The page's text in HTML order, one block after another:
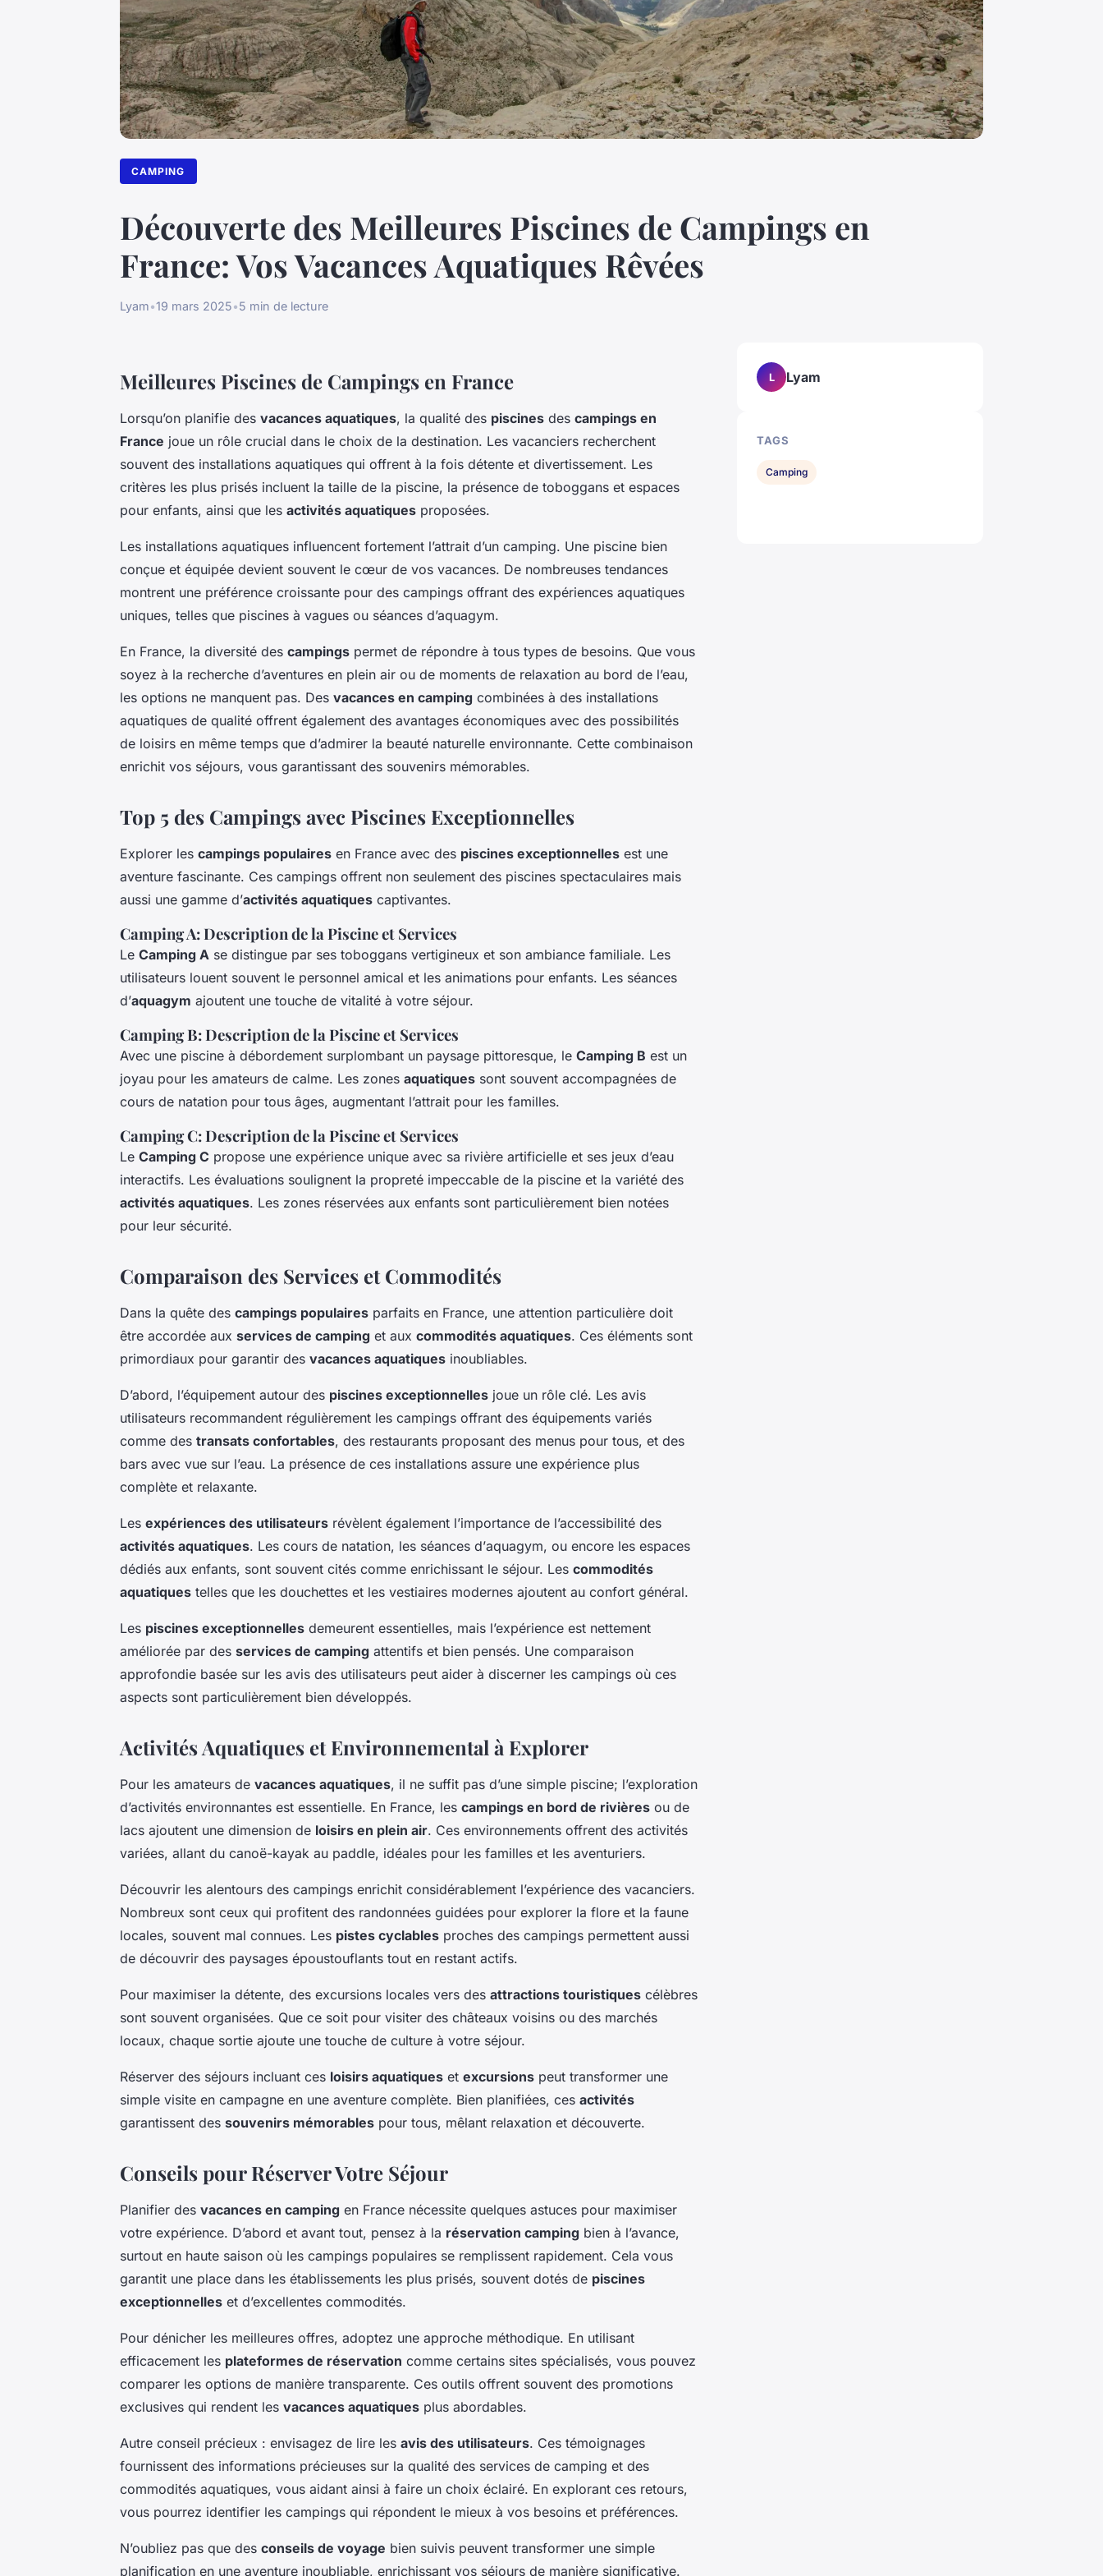
CAMPING
Découverte des Meilleures Piscines de Campings en
France: Vos Vacances Aquatiques Rêvées
Lyam•19 mars 2025•5 min de lecture
Meilleures Piscines de Campings en France
Lorsqu’on planifie des vacances aquatiques, la qualité des piscines des campings en
France joue un rôle crucial dans le choix de la destination. Les vacanciers recherchent
souvent des installations aquatiques qui offrent à la fois détente et divertissement. Les
critères les plus prisés incluent la taille de la piscine, la présence de toboggans et espaces
pour enfants, ainsi que les activités aquatiques proposées.
Les installations aquatiques influencent fortement l’attrait d’un camping. Une piscine bien
conçue et équipée devient souvent le cœur de vos vacances. De nombreuses tendances
montrent une préférence croissante pour des campings offrant des expériences aquatiques
uniques, telles que piscines à vagues ou séances d’aquagym.
En France, la diversité des campings permet de répondre à tous types de besoins. Que vous
soyez à la recherche d’aventures en plein air ou de moments de relaxation au bord de l’eau,
les options ne manquent pas. Des vacances en camping combinées à des installations
aquatiques de qualité offrent également des avantages économiques avec des possibilités
de loisirs en même temps que d’admirer la beauté naturelle environnante. Cette combinaison
enrichit vos séjours, vous garantissant des souvenirs mémorables.
Top 5 des Campings avec Piscines Exceptionnelles
Explorer les campings populaires en France avec des piscines exceptionnelles est une
aventure fascinante. Ces campings offrent non seulement des piscines spectaculaires mais
aussi une gamme d’activités aquatiques captivantes.
Camping A: Description de la Piscine et Services
Le Camping A se distingue par ses toboggans vertigineux et son ambiance familiale. Les
utilisateurs louent souvent le personnel amical et les animations pour enfants. Les séances
d’aquagym ajoutent une touche de vitalité à votre séjour.
Camping B: Description de la Piscine et Services
Avec une piscine à débordement surplombant un paysage pittoresque, le Camping B est un
joyau pour les amateurs de calme. Les zones aquatiques sont souvent accompagnées de
cours de natation pour tous âges, augmentant l’attrait pour les familles.
Camping C: Description de la Piscine et Services
Le Camping C propose une expérience unique avec sa rivière artificielle et ses jeux d’eau
interactifs. Les évaluations soulignent la propreté impeccable de la piscine et la variété des
activités aquatiques. Les zones réservées aux enfants sont particulièrement bien notées
pour leur sécurité.
Comparaison des Services et Commodités
Dans la quête des campings populaires parfaits en France, une attention particulière doit
être accordée aux services de camping et aux commodités aquatiques. Ces éléments sont
primordiaux pour garantir des vacances aquatiques inoubliables.
D’abord, l’équipement autour des piscines exceptionnelles joue un rôle clé. Les avis
utilisateurs recommandent régulièrement les campings offrant des équipements variés
comme des transats confortables, des restaurants proposant des menus pour tous, et des
bars avec vue sur l’eau. La présence de ces installations assure une expérience plus
complète et relaxante.
Les expériences des utilisateurs révèlent également l’importance de l’accessibilité des
activités aquatiques. Les cours de natation, les séances d’aquagym, ou encore les espaces
dédiés aux enfants, sont souvent cités comme enrichissant le séjour. Les commodités
aquatiques telles que les douchettes et les vestiaires modernes ajoutent au confort général.
Les piscines exceptionnelles demeurent essentielles, mais l’expérience est nettement
améliorée par des services de camping attentifs et bien pensés. Une comparaison
approfondie basée sur les avis des utilisateurs peut aider à discerner les campings où ces
aspects sont particulièrement bien développés.
Activités Aquatiques et Environnemental à Explorer
Pour les amateurs de vacances aquatiques, il ne suffit pas d’une simple piscine; l’exploration
d’activités environnantes est essentielle. En France, les campings en bord de rivières ou de
lacs ajoutent une dimension de loisirs en plein air. Ces environnements offrent des activités
variées, allant du canoë-kayak au paddle, idéales pour les familles et les aventuriers.
Découvrir les alentours des campings enrichit considérablement l’expérience des vacanciers.
Nombreux sont ceux qui profitent des randonnées guidées pour explorer la flore et la faune
locales, souvent mal connues. Les pistes cyclables proches des campings permettent aussi
de découvrir des paysages époustouflants tout en restant actifs.
Pour maximiser la détente, des excursions locales vers des attractions touristiques célèbres
sont souvent organisées. Que ce soit pour visiter des châteaux voisins ou des marchés
locaux, chaque sortie ajoute une touche de culture à votre séjour.
Réserver des séjours incluant ces loisirs aquatiques et excursions peut transformer une
simple visite en campagne en une aventure complète. Bien planifiées, ces activités
garantissent des souvenirs mémorables pour tous, mêlant relaxation et découverte.
Conseils pour Réserver Votre Séjour
Planifier des vacances en camping en France nécessite quelques astuces pour maximiser
votre expérience. D’abord et avant tout, pensez à la réservation camping bien à l’avance,
surtout en haute saison où les campings populaires se remplissent rapidement. Cela vous
garantit une place dans les établissements les plus prisés, souvent dotés de piscines
exceptionnelles et d’excellentes commodités.
Pour dénicher les meilleures offres, adoptez une approche méthodique. En utilisant
efficacement les plateformes de réservation comme certains sites spécialisés, vous pouvez
comparer les options de manière transparente. Ces outils offrent souvent des promotions
exclusives qui rendent les vacances aquatiques plus abordables.
Autre conseil précieux : envisagez de lire les avis des utilisateurs. Ces témoignages
fournissent des informations précieuses sur la qualité des services de camping et des
commodités aquatiques, vous aidant ainsi à faire un choix éclairé. En explorant ces retours,
vous pourrez identifier les campings qui répondent le mieux à vos besoins et préférences.
N’oubliez pas que des conseils de voyage bien suivis peuvent transformer une simple
planification en une aventure inoubliable, enrichissant vos séjours de manière significative.
L Lyam
TAGS
Camping